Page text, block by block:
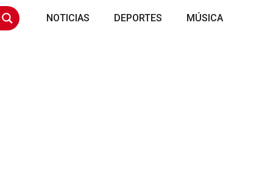
NOTICIAS DEPORTES MÚSICA